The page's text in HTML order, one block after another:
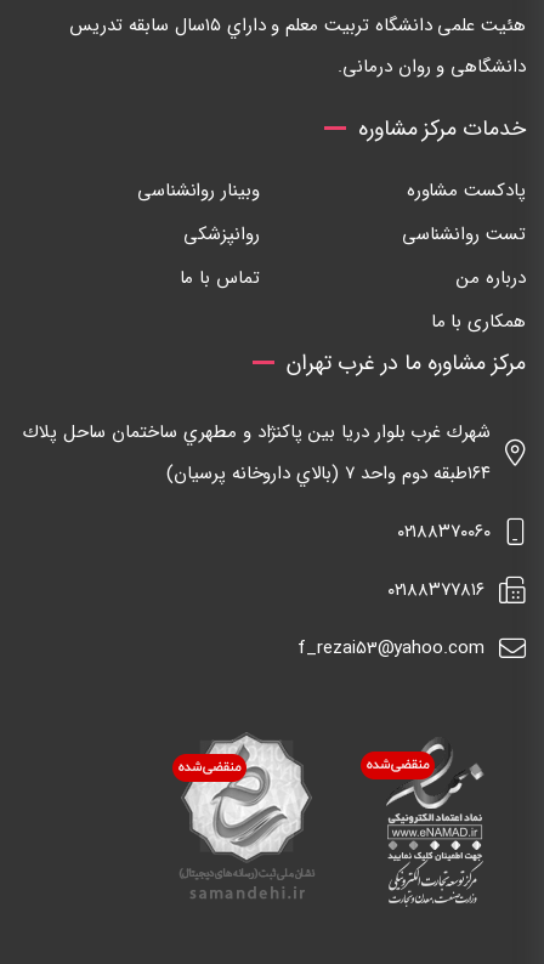
هئيت علمی دانشگاه تربيت معلم و داراي ١٥سال سابقه تدريس
دانشگاهی و روان درمانی.
خدمات مرکز مشاوره
پادکست مشاوره
وبینار روانشناسی
تست روانشناسی
روانپزشکی
درباره من
تماس با ما
همکاری با ما
مرکز مشاوره ما در غرب تهران
شهرك غرب بلوار دريا بين پاكنژاد و مطهري ساختمان ساحل پلاك
١٦٤طبقه دوم واحد ٧ (بالاي داروخانه پرسيان)
٠٢١٨٨٣٧٠٠٦٠
٠٢١٨٨٣٧٧٨١٦
f_rezai53@yahoo.com